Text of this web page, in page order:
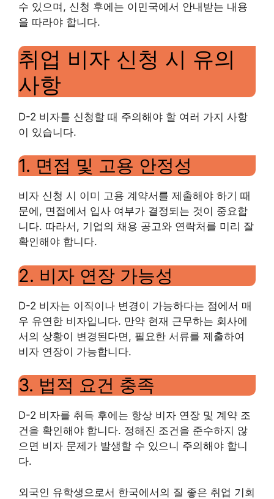
수 있으며, 신청 후에는 이민국에서 안내받는 내용
을 따라야 합니다.
취업 비자 신청 시 유의
사항
D-2 비자를 신청할 때 주의해야 할 여러 가지 사항
이 있습니다.
1. 면접 및 고용 안정성
비자 신청 시 이미 고용 계약서를 제출해야 하기 때
문에, 면접에서 입사 여부가 결정되는 것이 중요합
니다. 따라서, 기업의 채용 공고와 연락처를 미리 잘
확인해야 합니다.
2. 비자 연장 가능성
D-2 비자는 이직이나 변경이 가능하다는 점에서 매
우 유연한 비자입니다. 만약 현재 근무하는 회사에
서의 상황이 변경된다면, 필요한 서류를 제출하여
비자 연장이 가능합니다.
3. 법적 요건 충족
D-2 비자를 취득 후에는 항상 비자 연장 및 계약 조
건을 확인해야 합니다. 정해진 조건을 준수하지 않
으면 비자 문제가 발생할 수 있으니 주의해야 합니
다.
외국인 유학생으로서 한국에서의 질 좋은 취업 기회